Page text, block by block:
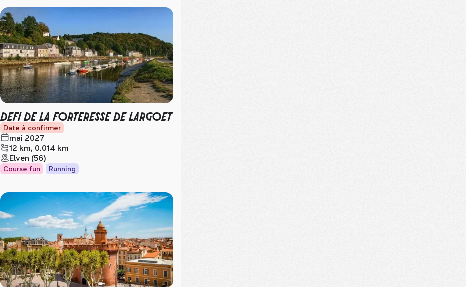
DEFI DE LA FORTERESSE DE LARGOET
Date à confirmer
mai 2027
12 km, 0.014 km
Elven (56)
Course fun Running